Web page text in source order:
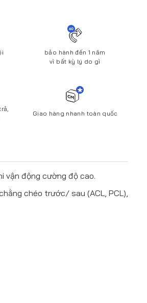
bảo hành đến 1 năm
vì bất kỳ lý do gì
Giao hàng nhanh toàn quốc
vận động cường độ cao.
chéo trước/ sau (ACL, PCL),